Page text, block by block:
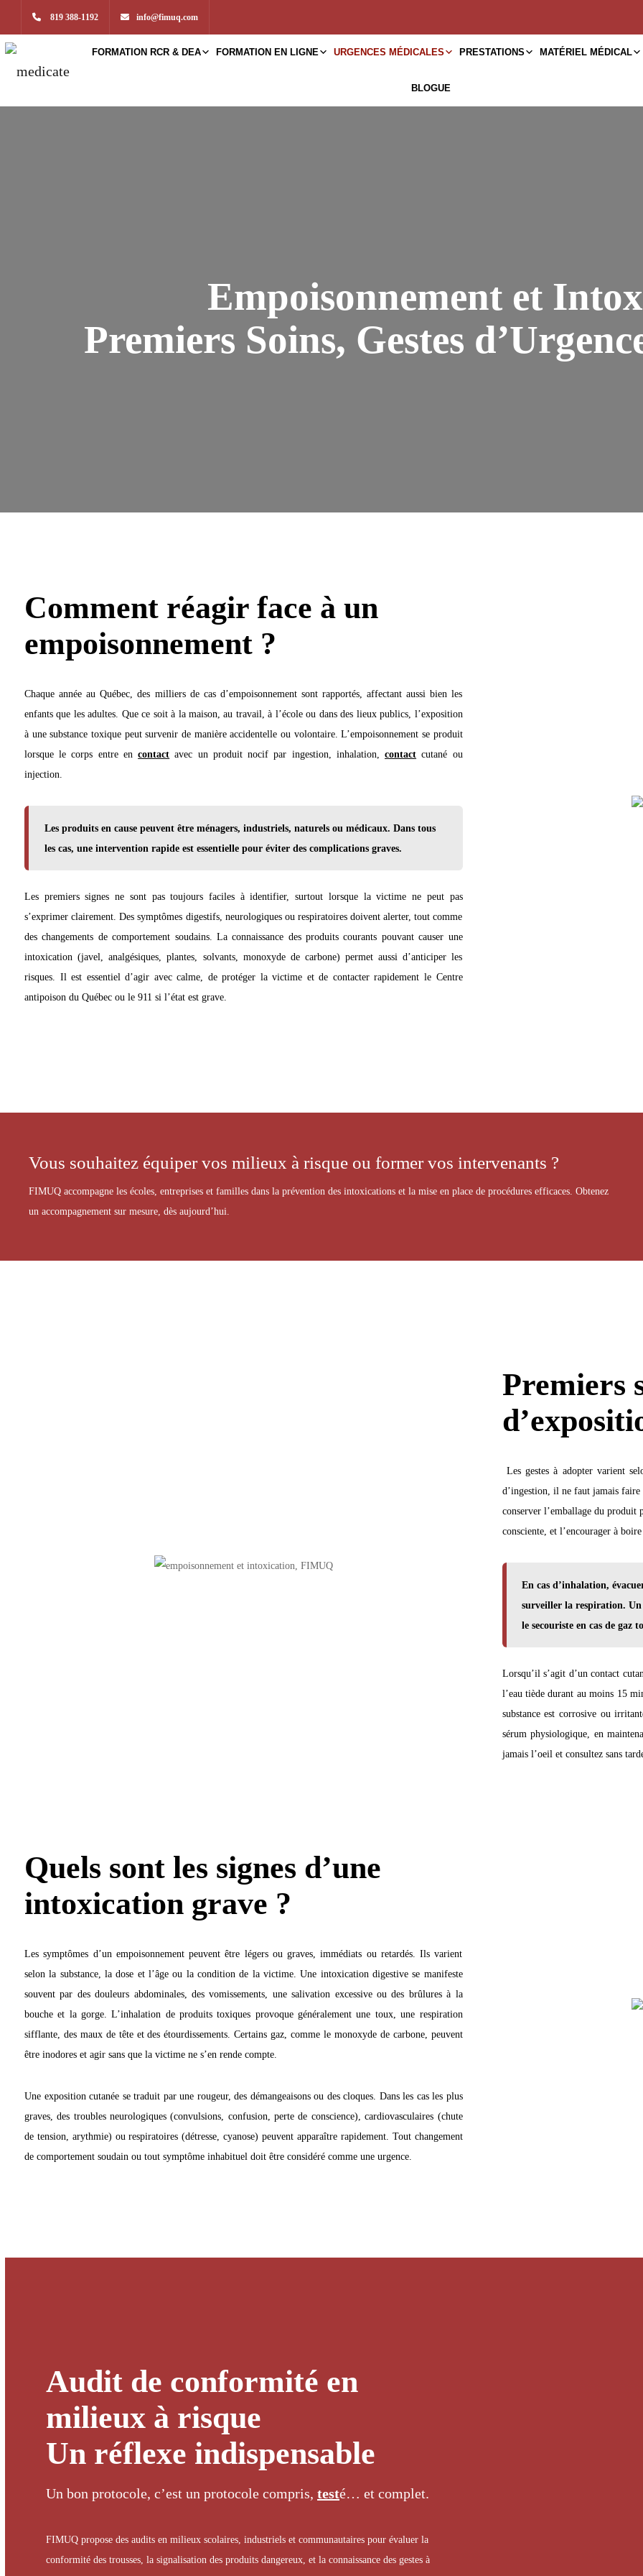
819 388-1192 info@fimuq.com
FORMATION RCR & DEA FORMATION EN LIGNE URGENCES MÉDICALES PRESTATIONS MATÉRIEL MÉDICAL
BLOGUE
Empoisonnement et
Premiers Soins, Gestes
Comment réagir face à un
empoisonnement ?
Chaque année au Québec, des milliers de cas d’empoisonnement sont rapportés, affectant aussi bien les
enfants que les adultes. Que ce soit à la maison, au travail, à l’école ou dans des lieux publics, l’exposition
à une substance toxique peut survenir de manière accidentelle ou volontaire. L’empoisonnement se produit
lorsque le corps entre encontact avec un produit nocif par ingestion, inhalation,contact cutané ou
injection.
Les produits en cause peuvent être ménagers, industriels, naturels ou médicaux. Dans tous
les cas, une intervention rapide est essentielle pour éviter des complications graves.
Les premiers signes ne sont pas toujours faciles à identifier, surtout lorsque la victime ne peut pas
s’exprimer clairement. Des symptômes digestifs, neurologiques ou respiratoires doivent alerter, tout comme
des changements de comportement soudains. La connaissance des produits courants pouvant causer une
intoxication (javel, analgésiques, plantes, solvants, monoxyde de carbone) permet aussi d’anticiper les
risques. Il est essentiel d’agir avec calme, de protéger la victime et de contacter rapidement le Centre
antipoison du Québec ou le 911 si l’état est grave.
Vous souhaitez équiper vos milieux à risque ou former vos intervenants ?
FIMUQ accompagne les écoles, entreprises et familles dans la prévention des intoxications et la mise en place de procédures efficaces. Obtenez
un accompagnement sur mesure, dès aujourd’hui.
Premiers
Les gestes à adopter varient
d’ingestion, il ne faut jamais
conserver l’emballage du
consciente, et l’encourager à
En cas d’inhalation,
surveiller la respiration. Un
le secouriste en cas de gaz
Lorsqu’il s’agit d’un contact
l’eau tiède durant au moins 15
substance est corrosive ou
sérum physiologique, en
jamais l’oeil et consultez sans
Quels sont les signes d’une
intoxication grave ?
Les symptômes d’un empoisonnement peuvent être légers ou graves, immédiats ou retardés. Ils varient
selon la substance, la dose et l’âge ou la condition de la victime. Une intoxication digestive se manifeste
souvent par des douleurs abdominales, des vomissements, une salivation excessive ou des brûlures à la
bouche et la gorge. L’inhalation de produits toxiques provoque généralement une toux, une respiration
sifflante, des maux de tête et des étourdissements. Certains gaz, comme le monoxyde de carbone, peuvent
être inodores et agir sans que la victime ne s’en rende compte.
Une exposition cutanée se traduit par une rougeur, des démangeaisons ou des cloques. Dans les cas les plus
graves, des troubles neurologiques (convulsions, confusion, perte de conscience), cardiovasculaires (chute
de tension, arythmie) ou respiratoires (détresse, cyanose) peuvent apparaître rapidement. Tout changement
de comportement soudain ou tout symptôme inhabituel doit être considéré comme une urgence.
Audit de conformité en
milieux à risque
Un réflexe indispensable
Un bon protocole, c’est un protocole compris, testé… et complet.
FIMUQ propose des audits en milieux scolaires, industriels et communautaires pour évaluer la
conformité des trousses, la signalisation des produits dangereux, et la connaissance des gestes à